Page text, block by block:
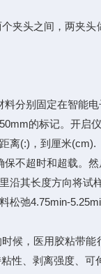
头之间，两夹头
别固定在智能电
的标记。开启
离(:)，到厘米(cm).
不超时和超载。然
其长度方向将试
弛4.75min-
，医用胶粘带能
性、剥离强度、可